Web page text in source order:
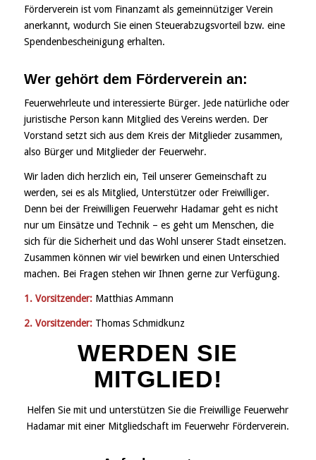
Förderverein ist vom Finanzamt als gemeinnütziger Verein
anerkannt, wodurch Sie einen Steuerabzugsvorteil bzw. eine
Spendenbescheinigung erhalten.
Wer gehört dem Förderverein an:
Feuerwehrleute und interessierte Bürger. Jede natürliche oder
juristische Person kann Mitglied des Vereins werden. Der
Vorstand setzt sich aus dem Kreis der Mitglieder zusammen,
also Bürger und Mitglieder der Feuerwehr.
Wir laden dich herzlich ein, Teil unserer Gemeinschaft zu
werden, sei es als Mitglied, Unterstützer oder Freiwilliger.
Denn bei der Freiwilligen Feuerwehr Hadamar geht es nicht
nur um Einsätze und Technik – es geht um Menschen, die
sich für die Sicherheit und das Wohl unserer Stadt einsetzen.
Zusammen können wir viel bewirken und einen Unterschied
machen. Bei Fragen stehen wir Ihnen gerne zur Verfügung.
1. Vorsitzender:Matthias Ammann
2. Vorsitzender:Thomas Schmidkunz
WERDEN SIE
MITGLIED!
Helfen Sie mit und unterstützen Sie die Freiwillige Feuerwehr
Hadamar mit einer Mitgliedschaft im Feuerwehr Förderverein.